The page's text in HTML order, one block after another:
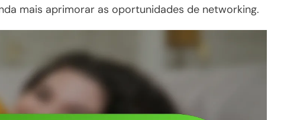
mais aprimorar as oportunidades de networking.